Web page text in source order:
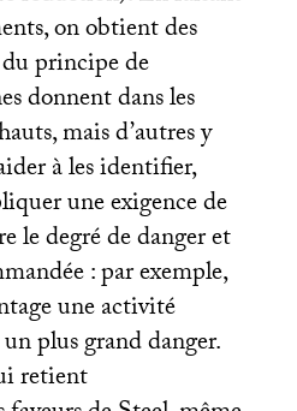
on obtient des
principe de
donnent dans les
mais d’autres y
à les identifier,
une exigence de
le degré de danger et
: par exemple,
une activité
plus grand danger.
retient